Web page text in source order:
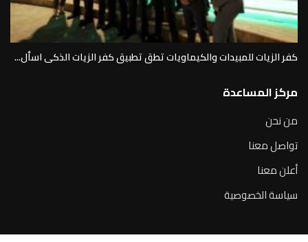
كفر الزيات للمبيدات والكيماويات تطق تطبيق كفر الزيات الذكى اسأل...
مركز المساعدة
من نحن
تواصل معنا
أعلن معنا
سياسة الخصوصية